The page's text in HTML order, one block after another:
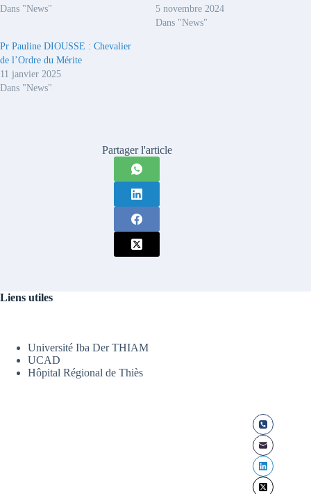
Dans "News"
5 novembre 2024
Dans "News"
Pr Pauline DIOUSSE : Chevalier
de l’Ordre du Mérite
11 janvier 2025
Dans "News"
Partager l'article
Liens utiles
Université Iba Der THIAM
UCAD
Hôpital Régional de Thiès